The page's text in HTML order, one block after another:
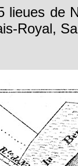
lieues de
Royal,